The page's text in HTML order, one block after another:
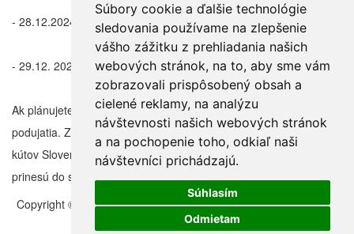
Súbory cookie a ďalšie technológie
sledovania používame na zlepšenie
vášho zážitku z prehliadania našich
webových stránok, na to, aby sme vám
zobrazovali prispôsobený obsah a
cielené reklamy, na analýzu
návštevnosti našich webových stránok
a na pochopenie toho, odkiaľ naši
návštevníci prichádzajú.
Súhlasím
Odmietam
- 28.12.2024 o 18:00 hod. – Benefičný koncert
- 29.12. 2024 o 18:00 hod. – Koleda s Veronikou Rabada
Ak plánujete sviatky v Tatrách, nezabudnite si vychutnať kultúrne
podujatia. Zažijete nezabudnuteľné chvíle v jednom z najkrajších
kútov Slovenska. Vianočné podujatia a koncerty vás nadchnú a
prinesú do srdca čaro Vianoc.
Copyright © 2011 – 2026 | Folklorfest.sk | Vlastník práv doc. Ján
Styk | Všetky práva vyhradené